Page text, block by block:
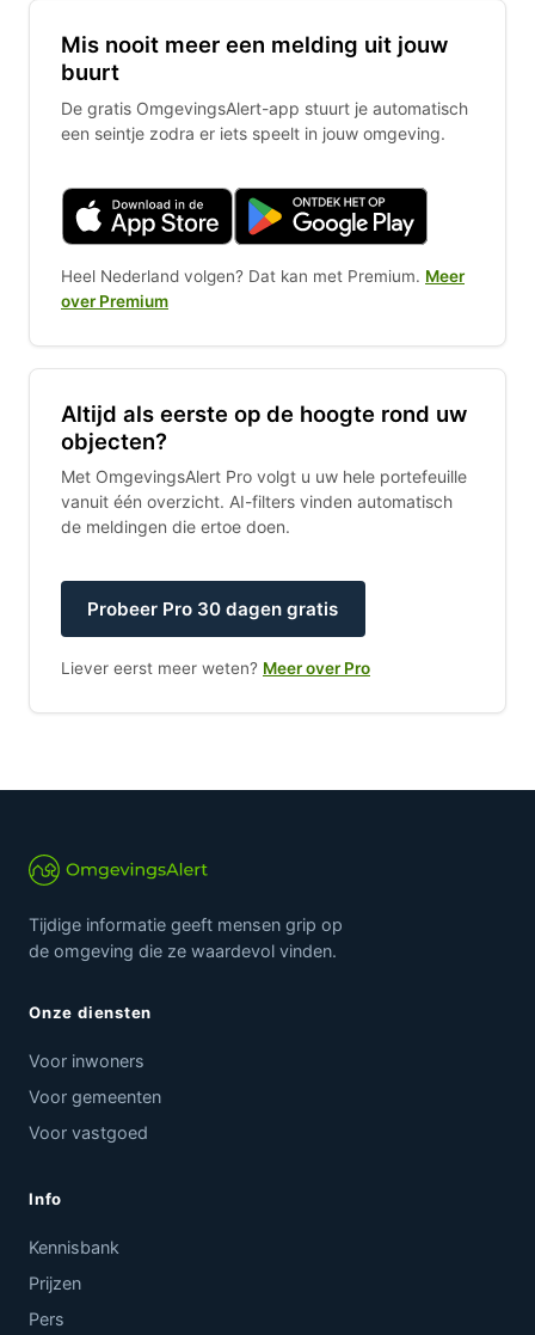
Mis nooit meer een melding uit jouw
buurt
De gratis OmgevingsAlert-app stuurt je automatisch
een seintje zodra er iets speelt in jouw omgeving.
Heel Nederland volgen? Dat kan met Premium. Meer
over Premium
Altijd als eerste op de hoogte rond uw
objecten?
Met OmgevingsAlert Pro volgt u uw hele portefeuille
vanuit één overzicht. AI-filters vinden automatisch
de meldingen die ertoe doen.
Probeer Pro 30 dagen gratis
Liever eerst meer weten? Meer over Pro
Tijdige informatie geeft mensen grip op
de omgeving die ze waardevol vinden.
Onze diensten
Voor inwoners
Voor gemeenten
Voor vastgoed
Info
Kennisbank
Prijzen
Pers